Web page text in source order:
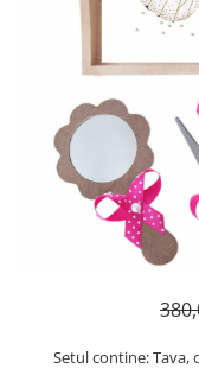
Treninguri
Ii traditionale
Rochii traditionale
Rochii Elegante
Costume populare
Fote & Catrinte
Setul contine: Tava,